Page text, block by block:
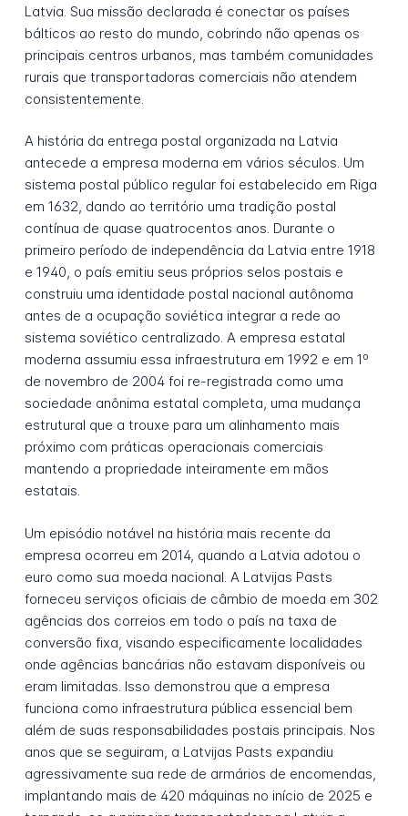
Latvia. Sua missão declarada é conectar os países
bálticos ao resto do mundo, cobrindo não apenas os
principais centros urbanos, mas também comunidades
rurais que transportadoras comerciais não atendem
consistentemente.
A história da entrega postal organizada na Latvia
antecede a empresa moderna em vários séculos. Um
sistema postal público regular foi estabelecido em Riga
em 1632, dando ao território uma tradição postal
contínua de quase quatrocentos anos. Durante o
primeiro período de independência da Latvia entre 1918
e 1940, o país emitiu seus próprios selos postais e
construiu uma identidade postal nacional autônoma
antes de a ocupação soviética integrar a rede ao
sistema soviético centralizado. A empresa estatal
moderna assumiu essa infraestrutura em 1992 e em 1º
de novembro de 2004 foi re-registrada como uma
sociedade anônima estatal completa, uma mudança
estrutural que a trouxe para um alinhamento mais
próximo com práticas operacionais comerciais
mantendo a propriedade inteiramente em mãos
estatais.
Um episódio notável na história mais recente da
empresa ocorreu em 2014, quando a Latvia adotou o
euro como sua moeda nacional. A Latvijas Pasts
forneceu serviços oficiais de câmbio de moeda em 302
agências dos correios em todo o país na taxa de
conversão fixa, visando especificamente localidades
onde agências bancárias não estavam disponíveis ou
eram limitadas. Isso demonstrou que a empresa
funciona como infraestrutura pública essencial bem
além de suas responsabilidades postais principais. Nos
anos que se seguiram, a Latvijas Pasts expandiu
agressivamente sua rede de armários de encomendas,
implantando mais de 420 máquinas no início de 2025 e